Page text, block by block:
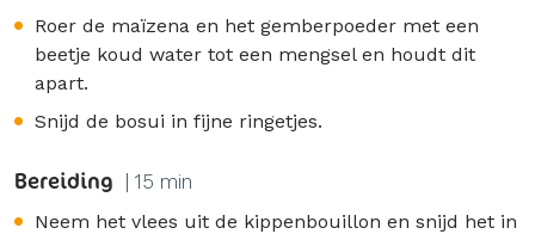
Roer de maïzena en het gemberpoeder met een
beetje koud water tot een mengsel en houdt dit
apart.
Snijd de bosui in fijne ringetjes.
Bereiding | 15 min
Neem het vlees uit de kippenbouillon en snijd het in